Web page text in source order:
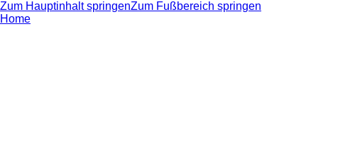
Zum Hauptinhalt springenZum Fußbereich springen
Home